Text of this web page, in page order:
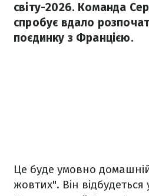
світу-2026. Команда
спробує вдало
поєдинку з Францією.
Це буде умовно
жовтих". Він